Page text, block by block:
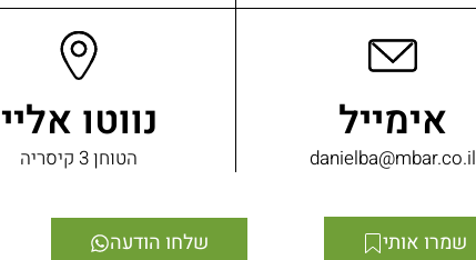
אימייל
danielba@mbar.co.il
נווטו אליי
הטוחן 3 קיסריה
שמרו אותי שלחו הודעה